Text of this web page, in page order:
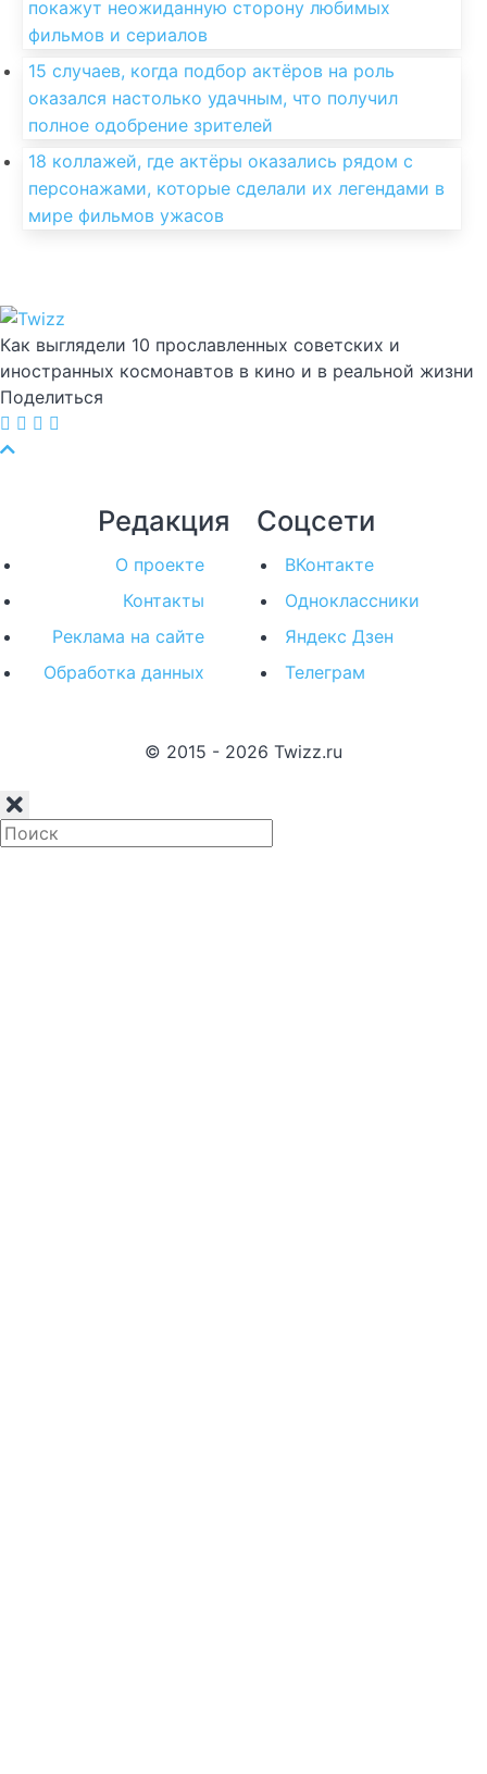
покажут неожиданную сторону любимых
фильмов и сериалов
15 случаев, когда подбор актёров на роль
оказался настолько удачным, что получил
полное одобрение зрителей
18 коллажей, где актёры оказались рядом с
персонажами, которые сделали их легендами в
мире фильмов ужасов
Как выглядели 10 прославленных советских и
иностранных космонавтов в кино и в реальной жизни
Поделиться
Редакция
О проекте
Контакты
Реклама на сайте
Обработка данных
Соцсети
ВКонтакте
Одноклассники
Яндекс Дзен
Телеграм
© 2015 - 2026 Twizz.ru